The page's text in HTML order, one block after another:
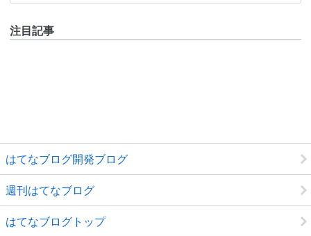
注目記事
はてなブログ開発ブログ
週刊はてなブログ
はてなブログトップ